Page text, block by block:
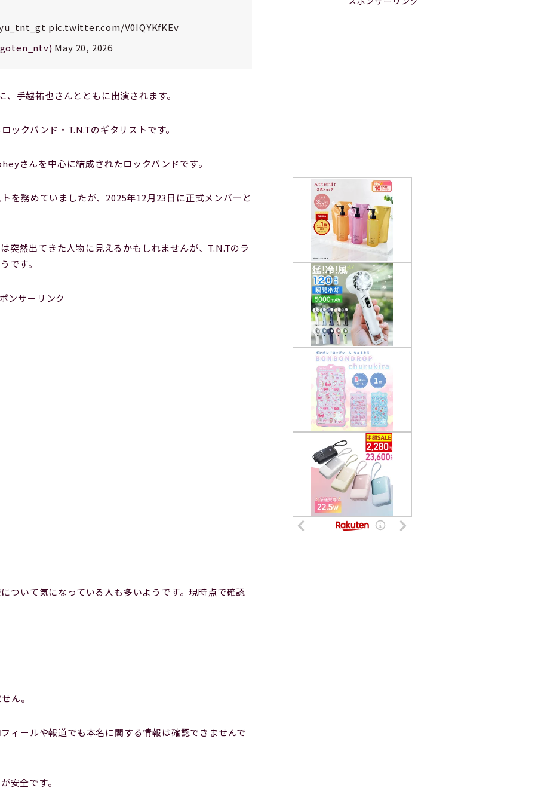
pic.twitter.com/V0IQYKfKEv
May 20, 2026
手越祐也さんとともに出演されます。
ックバンド・T.N.Tのギタリストです。
さんを中心に結成されたロックバンドです。
を務めていましたが、2025年12月23日に正式メンバーと
突然出てきた人物に見えるかもしれませんが、T.N.Tのラ
です。
ンサーリンク
ついて気になっている人も多いようです。現時点で確認
ん。
ィールや報道でも本名に関する情報は確認できませんで
安全です。